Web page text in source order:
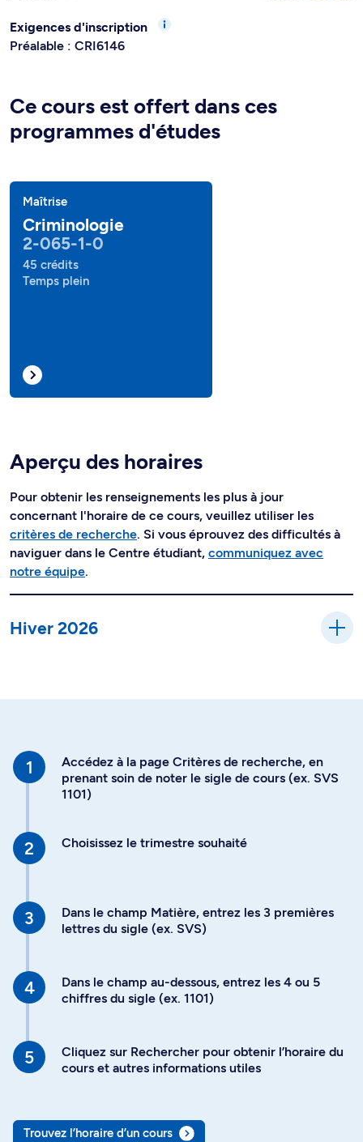
Exigences d'inscription
Préalable : CRI6146
Ce cours est offert dans ces
programmes d'études
Maîtrise
Criminologie
2-065-1-0
45 crédits
Temps plein
Aperçu des horaires
Pour obtenir les renseignements les plus à jour
concernant l'horaire de ce cours, veuillez utiliser les
critères de recherche. Si vous éprouvez des difficultés à
naviguer dans le Centre étudiant, communiquez avec
notre équipe.
Hiver 2026
Accédez à la page Critères de recherche, en
prenant soin de noter le sigle de cours (ex. SVS
1101)
Choisissez le trimestre souhaité
Dans le champ Matière, entrez les 3 premières
lettres du sigle (ex. SVS)
Dans le champ au-dessous, entrez les 4 ou 5
chiffres du sigle (ex. 1101)
Cliquez sur Rechercher pour obtenir l’horaire du
cours et autres informations utiles
Trouvez l’horaire d’un cours